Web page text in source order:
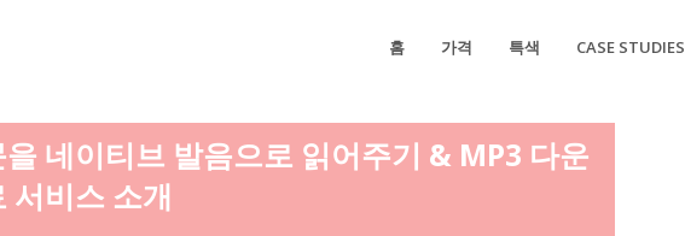
홈 가격 특색 CASE STUDIES
을 네이티브 발음으로 읽어주기 & MP3 다운
서비스 소개